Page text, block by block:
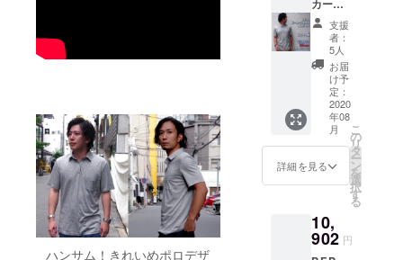
ハンサム！きれいめポロデザ
アイディア
を形にする
だけではな
く、コラボ
レーション
によって更
に広がり続
ける仕組み
を構築して
カー
フェイ
スポロ
×1枚
¥5925
想定価
¥7900(
税込)よ
25％OF
F お届
予定：8
支援
者：
5人
お届
け予
定：
2020
年08
月
詳細を見る
こ
の
リ
タ
ー
ン
を
選
択
す
る
10,
902 円